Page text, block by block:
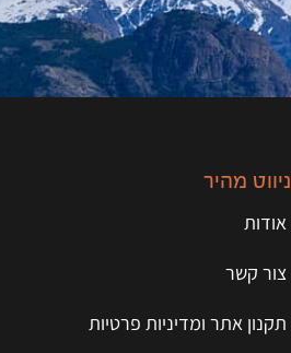
ניווט מהיר
אודות
צור קשר
תקנון אתר ומדיניות פרטיות